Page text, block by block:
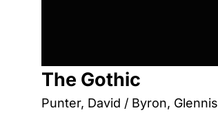
The Gothic
Punter, David / Byron, Glennis